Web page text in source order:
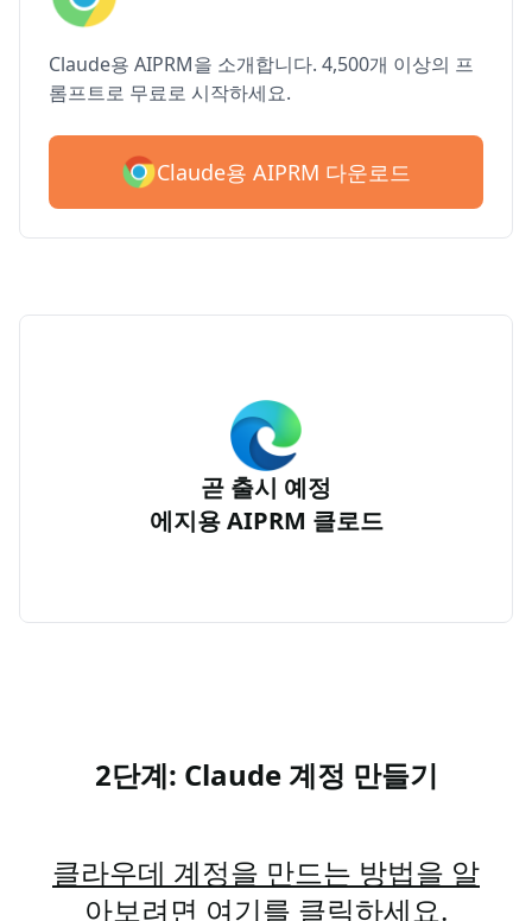
Claude용 AIPRM을 소개합니다. 4,500개 이상의 프
롬프트로 무료로 시작하세요.
Claude용 AIPRM 다운로드
곧 출시 예정
에지용 AIPRM 클로드
2단계: Claude 계정 만들기
클라우데 계정을 만드는 방법을 알
아보려면 여기를 클릭하세요.